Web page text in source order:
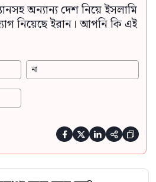
অন্যান্য দেশ নিয়ে ইসলামি
নিয়েছে ইরান। আপনি কি এই
না
    